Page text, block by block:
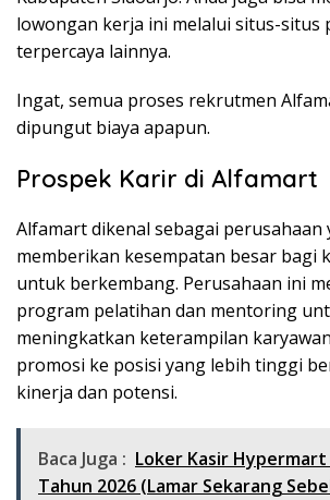
lowongan kerja ini melalui situs-situs
terpercaya lainnya.
Ingat, semua proses rekrutmen
dipungut biaya apapun.
Prospek Karir di Alfamart
Alfamart dikenal sebagai perusahaan
memberikan kesempatan besar bagi
untuk berkembang. Perusahaan ini
program pelatihan dan mentoring
meningkatkan keterampilan
promosi ke posisi yang lebih tinggi
kinerja dan potensi.
Baca Juga : Loker Kasir Hypermart
Tahun 2026 (Lamar Sekarang